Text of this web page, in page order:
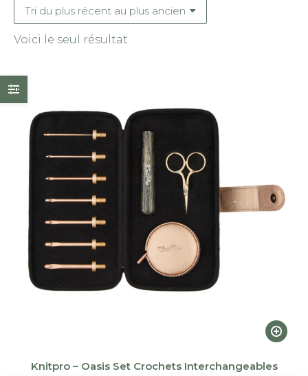
Voici le seul résultat
Ce
produit
a
Knitpro – Oasis Set Crochets Interchangeables